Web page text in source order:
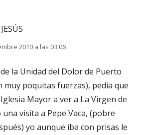
2010 a las 03:06
la Unidad del Dolor de Puerto
muy poquitas fuerzas), pedía que
Mayor a ver a La Virgen de
visita a Pepe Vaca, (pobre
yo aunque iba con prisas le